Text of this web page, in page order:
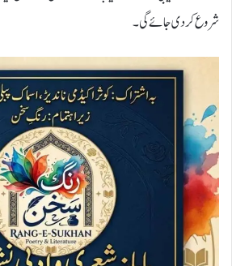
شروع کر دی جائے گی۔